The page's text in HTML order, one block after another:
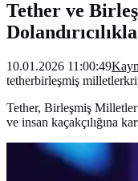
Tether ve
10.01.2026 11:00:49
tetherbirleşmiş milletler
Tether, Birleşmiş Milletler
ve insan kaçakçılığına